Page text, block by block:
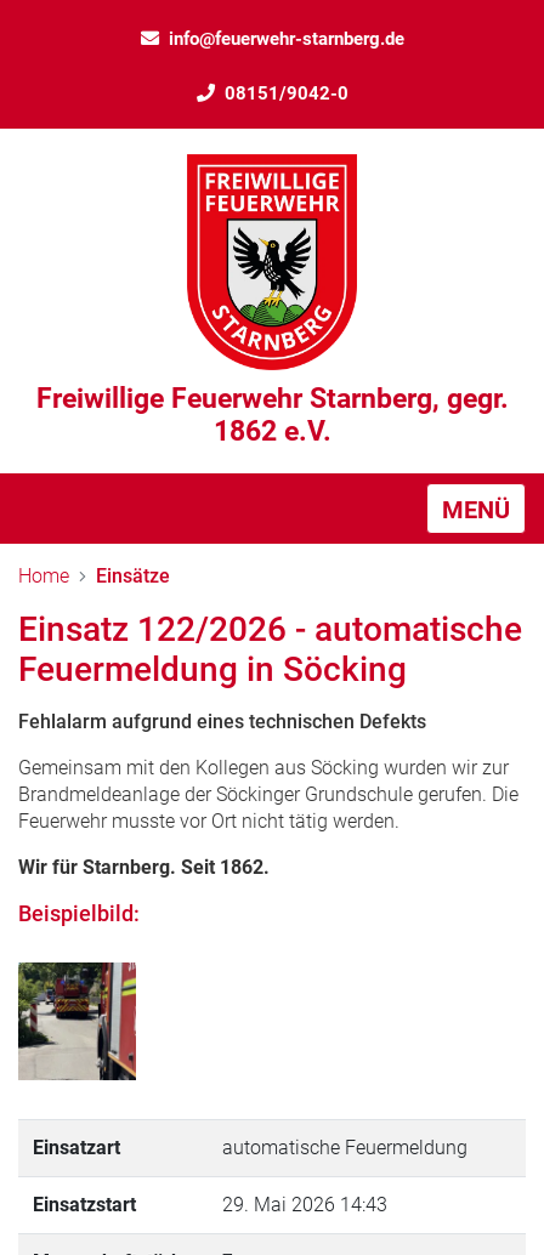
info@feuerwehr-starnberg.de
08151/9042-0
Freiwillige Feuerwehr Starnberg, gegr.
1862 e.V.
MENÜ
Home Einsätze
Einsatz 122/2026 - automatische
Feuermeldung in Söcking
Fehlalarm aufgrund eines technischen Defekts
Gemeinsam mit den Kollegen aus Söcking wurden wir zur
Brandmeldeanlage der Söckinger Grundschule gerufen. Die
Feuerwehr musste vor Ort nicht tätig werden.
Wir für Starnberg. Seit 1862.
Beispielbild:
Einsatzart automatische Feuermeldung
Einsatzstart 29. Mai 2026 14:43